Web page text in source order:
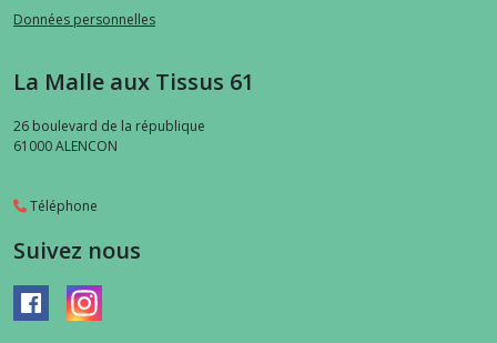
Données personnelles
La Malle aux Tissus 61
26 boulevard de la république
61000ALENCON
Téléphone
Suivez nous